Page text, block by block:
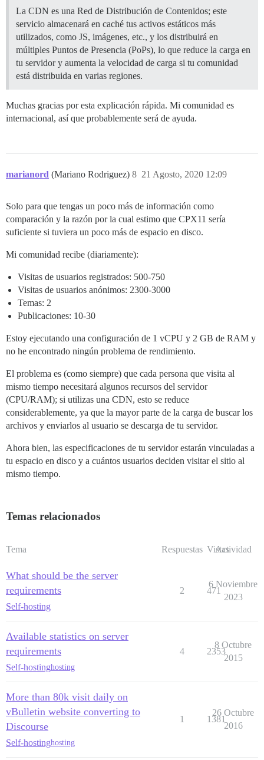
La CDN es una Red de Distribución de Contenidos; este
servicio almacenará en caché tus activos estáticos más
utilizados, como JS, imágenes, etc., y los distribuirá en
múltiples Puntos de Presencia (PoPs), lo que reduce la carga en
tu servidor y aumenta la velocidad de carga si tu comunidad
está distribuida en varias regiones.
Muchas gracias por esta explicación rápida. Mi comunidad es
internacional, así que probablemente será de ayuda.
marianord (Mariano Rodriguez) 21 Agosto, 2020 12:09
8
Solo para que tengas un poco más de información como
comparación y la razón por la cual estimo que CPX11 sería
suficiente si tuviera un poco más de espacio en disco.
Mi comunidad recibe (diariamente):
Visitas de usuarios registrados: 500-750
Visitas de usuarios anónimos: 2300-3000
Temas: 2
Publicaciones: 10-30
Estoy ejecutando una configuración de 1 vCPU y 2 GB de RAM y
no he encontrado ningún problema de rendimiento.
El problema es (como siempre) que cada persona que visita al
mismo tiempo necesitará algunos recursos del servidor
(CPU/RAM); si utilizas una CDN, esto se reduce
considerablemente, ya que la mayor parte de la carga de buscar los
archivos y enviarlos al usuario se descarga de tu servidor.
Ahora bien, las especificaciones de tu servidor estarán vinculadas a
tu espacio en disco y a cuántos usuarios deciden visitar el sitio al
mismo tiempo.
Temas relacionados
Tema Respuestas Vistas
Actividad
What should be the server
requirements
Self-hosting
2 471
6 Noviembre
2023
Available statistics on server
requirements
Self-hostinghosting
4 2353
8 Octubre
2015
More than 80k visit daily on
vBulletin website converting to
Discourse
Self-hostinghosting
1 1381
26 Octubre
2016